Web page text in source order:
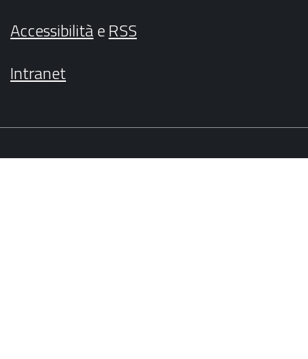
AccessibilitàeRSS
Intranet